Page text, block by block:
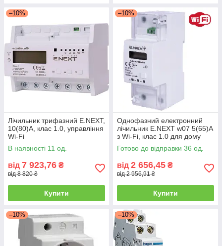
–10%
Лічильник трифазний E.NEXT,
10(80)А, клас 1.0, управління
Wi-Fi
В наявності 11 од.
від 7 923,76 ₴
від 8 820 ₴
Купити
–10%
Однофазний електронний
лічильник E.NEXT w07 5(65)A
з Wi-Fi, клас 1.0 для дому
Готово до відправки 36 од.
від 2 656,45 ₴
від 2 956,91 ₴
Купити
–10% –10%